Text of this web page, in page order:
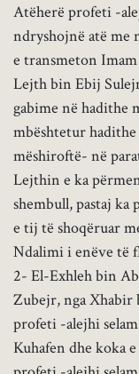
Atëherë profeti -
ndryshojnë atë me
e transmeton
Lejth bin Ebij
gabime në
mbështetur
mëshiroftë- në
Lejthin e ka
shembull, pastaj
e tij të shoqëruar
Ndalimi i enëve të
2- El-Exhleh bin
Zubejr, nga Xhabir
profeti -alejhi
Kuhafen dhe koka